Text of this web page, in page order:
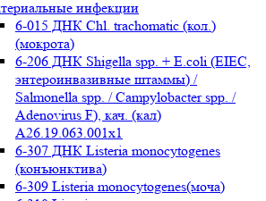
инфекции
6-015 ДНК Chl. trachomatic (кол.)
(мокрота)
6-206 ДНК Shigella spp. + E.coli (EIEC,
энтероинвазивные штаммы) /
Salmonella spp. / Campylobacter spp. /
Adenovirus F), кач. (кал)
A26.19.063.001x1
6-307 ДНК Listeria monocytogenes
(конъюнктива)
6-309 Listeria monocytogenes(моча)